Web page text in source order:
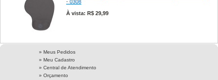
- 0308
À vista: R$ 29,99
» Meus Pedidos
» Meu Cadastro
» Central de Atendimento
» Orçamento